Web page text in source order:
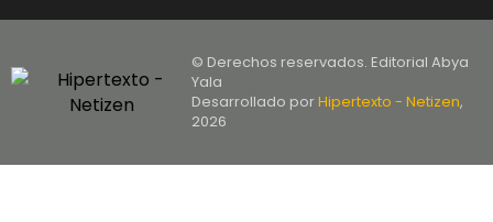
© Derechos reservados. Editorial Abya
Yala
Desarrollado porHipertexto - Netizen,
2026